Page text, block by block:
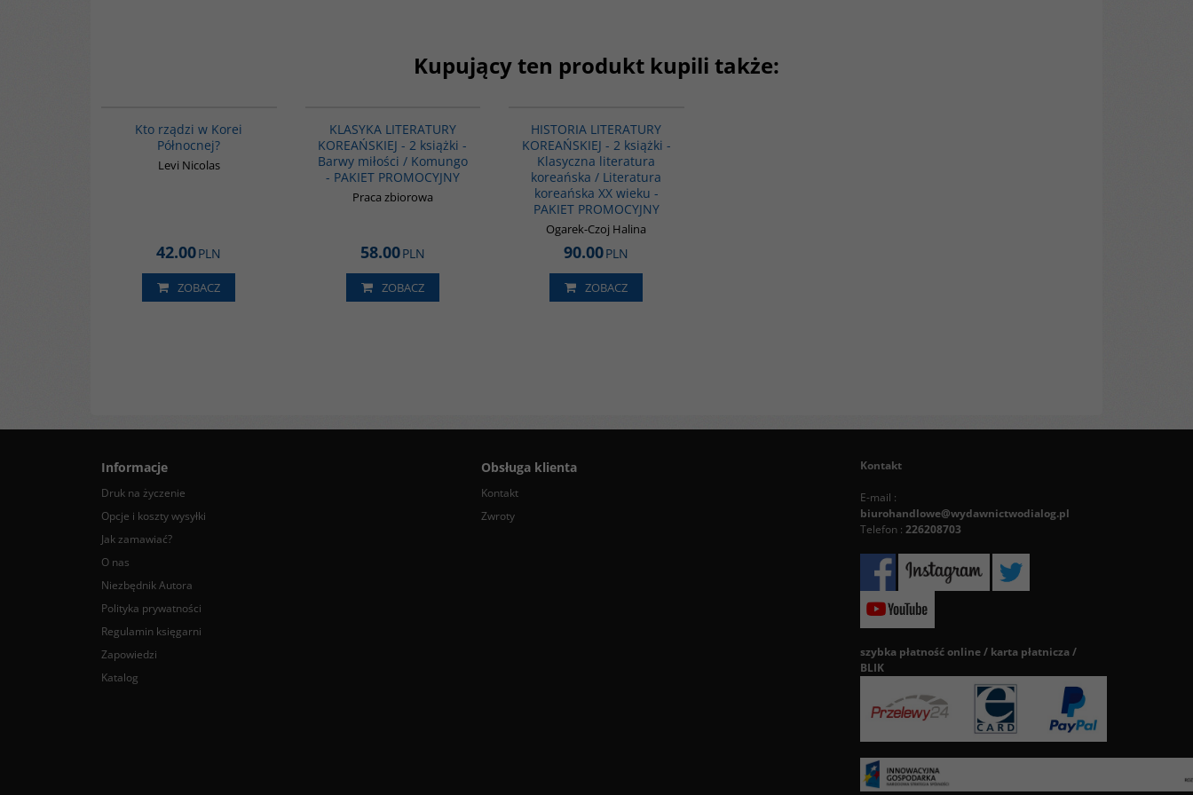
Kupujący ten produkt kupili także:
Kto rządzi w Korei
Północnej?
Levi Nicolas
42.00PLN
ZOBACZ
KLASYKA LITERATURY
KOREAŃSKIEJ - 2 książki -
Barwy miłości / Komungo
- PAKIET PROMOCYJNY
Praca zbiorowa
58.00PLN
ZOBACZ
HISTORIA LITERATURY
KOREAŃSKIEJ - 2 książki -
Klasyczna literatura
koreańska / Literatura
koreańska XX wieku -
PAKIET PROMOCYJNY
Ogarek-Czoj Halina
90.00PLN
ZOBACZ
Informacje
Druk na życzenie
Opcje i koszty wysyłki
Jak zamawiać?
O nas
Niezbędnik Autora
Polityka prywatności
Regulamin księgarni
Zapowiedzi
Katalog
Obsługa klienta
Kontakt
Zwroty
Kontakt
E-mail :
biurohandlowe@wydawnictwodialog.pl
Telefon : 226208703
szybka płatność online / karta płatnicza /
BLIK